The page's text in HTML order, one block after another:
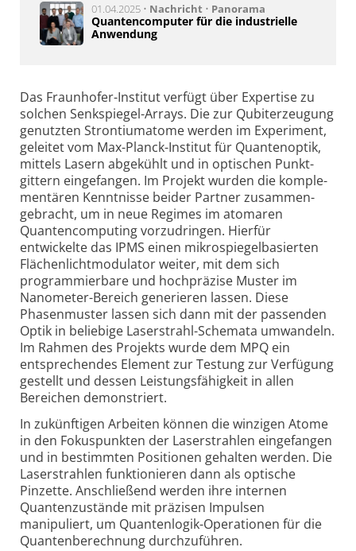
01.04.2025 • Nachricht • Panorama
Quantencomputer für die industrielle
Anwendung
Das Fraunhofer-Institut verfügt über Expertise zu
solchen Senk­spiegel-Arrays. Die zur Qubit­erzeu­gung
genutzten Stron­tium­atome werden im Experiment,
geleitet vom Max-Planck-Institut für Quanten­optik,
mittels Lasern abge­kühlt und in optischen Punkt­
gittern einge­fangen. Im Projekt wurden die komple­
men­tären Kenntnisse beider Partner zusammen­
gebracht, um in neue Regimes im atomaren
Quanten­computing vorzu­dringen. Hierfür
entwickelte das IPMS einen mikro­spiegel­basierten
Flächen­licht­modulator weiter, mit dem sich
program­mier­bare und hoch­präzise Muster im
Nanometer-Bereich gene­rieren lassen. Diese
Phasen­muster lassen sich dann mit der pas­senden
Optik in beliebige Laser­strahl-Schemata umwandeln.
Im Rahmen des Projekts wurde dem MPQ ein
entspre­chendes Element zur Testung zur Verfü­gung
gestellt und dessen Leistungs­fähig­keit in allen
Bereichen demonstriert.
In zukünftigen Arbeiten können die winzigen Atome
in den Fokus­punkten der Laser­strahlen einge­fangen
und in bestimmten Positionen gehalten werden. Die
Laser­strahlen funktionieren dann als optische
Pinzette. Anschließend werden ihre internen
Quanten­zustände mit präzisen Impulsen
manipuliert, um Quanten­logik-Operationen für die
Quanten­berechnung durchzuführen.